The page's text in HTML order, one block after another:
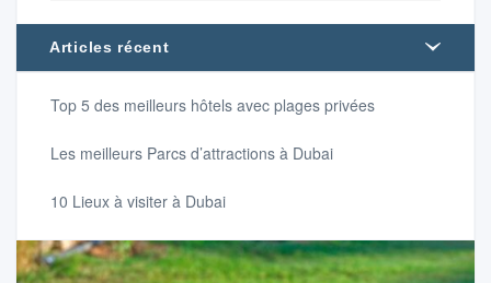
Articles récent
Top 5 des meilleurs hôtels avec plages privées
Les meilleurs Parcs d’attractions à Dubai
10 Lieux à visiter à Dubai